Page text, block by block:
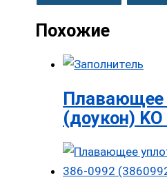
Похожие
Плавающее
(доукон)